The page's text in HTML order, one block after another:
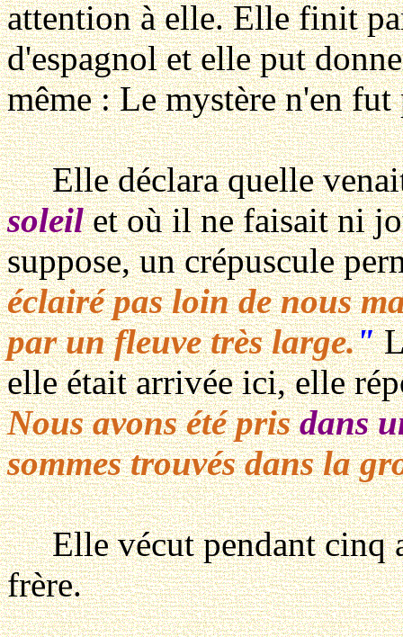
attention à elle. Elle finit
d'espagnol et elle put
même : Le mystère n'en
Elle déclara quelle
soleilet où il ne faisait ni
suppose, un crépuscule
éclairé pas loin de nous
par un fleuve très large."
elle était arrivée ici, elle
Nous avons été prisdans
sommes trouvés dans la
Elle vécut pendant cinq
frère.